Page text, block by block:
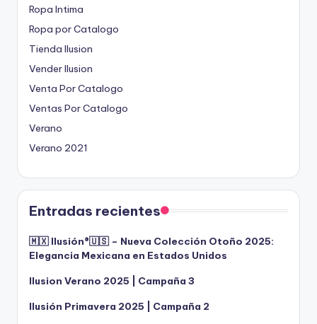
Ropa Intima
Ropa por Catalogo
Tienda Ilusion
Vender Ilusion
Venta Por Catalogo
Ventas Por Catalogo
Verano
Verano 2021
Entradas recientes
🇲🇽 Ilusión®️🇺🇸 – Nueva Colección Otoño 2025:
Elegancia Mexicana en Estados Unidos
Ilusion Verano 2025 | Campaña 3
Ilusión Primavera 2025 | Campaña 2